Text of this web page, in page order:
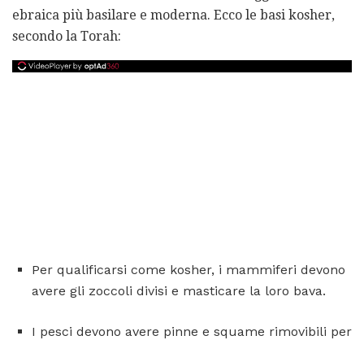
ebraica più basilare e moderna. Ecco le basi kosher,
secondo la Torah:
Per qualificarsi come kosher, i mammiferi devono
avere gli zoccoli divisi e masticare la loro bava.
I pesci devono avere pinne e squame rimovibili per